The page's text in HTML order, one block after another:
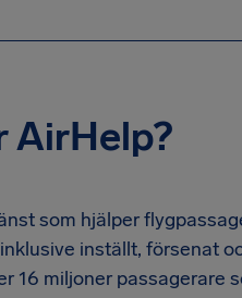
AirHelp?
som hjälper
inställt, försenat
16 miljoner passagerare